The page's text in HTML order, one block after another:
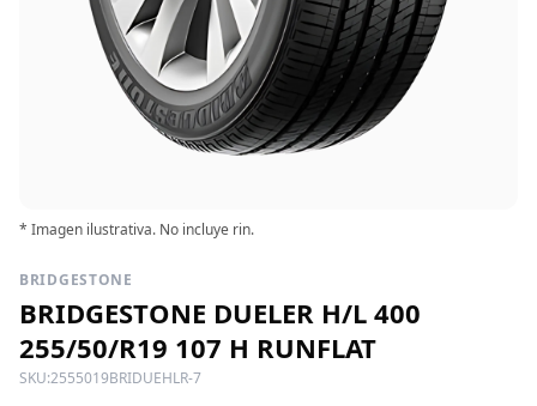
* Imagen ilustrativa. No incluye rin.
BRIDGESTONE
BRIDGESTONE DUELER H/L 400
255/50/R19 107 H RUNFLAT
SKU:2555019BRIDUEHLR-7